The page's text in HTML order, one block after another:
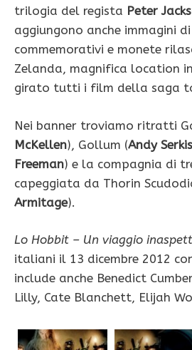
trilogia del regista Peter
aggiungono anche immagini
commemorativi e monete
Zelanda, magnifica location
girato tutti i film della saga
Nei banner troviamo ritratti
McKellen), Gollum (Andy Serkis
Freeman) e la compagnia di
capeggiata da Thorin
Armitage).
Lo Hobbit – Un viaggio
italiani il 13 dicembre 2012
include anche Benedict
Lilly, Cate Blanchett, Elijah